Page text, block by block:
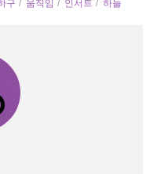
구 움직임 인서트 하늘